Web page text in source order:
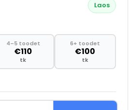
Laos
4–5 toodet
€110
tk
6+ toodet
€100
tk